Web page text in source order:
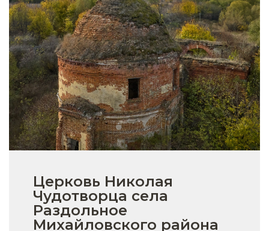
Церковь Николая
Чудотворца села
Раздольное
Михайловского района